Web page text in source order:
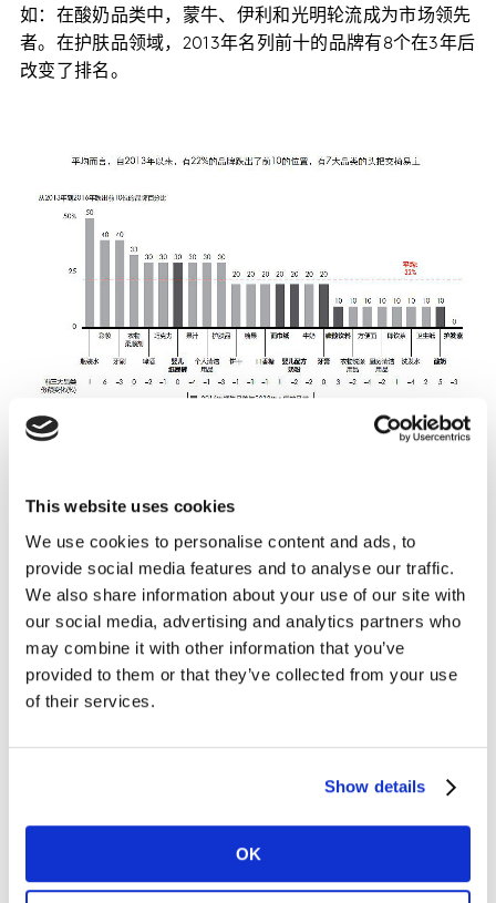
This website uses cookies
We use cookies to personalise content and ads, to
provide social media features and to analyse our traffic.
We also share information about your use of our site with
our social media, advertising and analytics partners who
may combine it with other information that you’ve
provided to them or that they’ve collected from your use
of their services.
Show details
OK
如：在酸奶品类中，蒙牛、伊利和光明轮流成为市场领先
者。在护肤品领域，2013年名列前十的品牌有8个在3年后
改变了排名。
布鲁纳解释道：“我们现在比较肯定地说品类线上渗透率
的发展并不会影响它究竟归属于‘多品牌偏好’品类或‘品牌
忠诚’品类。同样地，忠诚模式也不会受到购物者在线下线
上渠道之间相互转换的影响。也就是说，对品牌而言，提
高渗透率仍然是促进增长的首要任务。”
某品牌的渗透率指的是在过去指定时间内，该市场上曾经
购买该品牌的家庭百分比。
变：决定市场领导地位的是品牌提升和维持家庭用户渗透
率的能力。
凯度消费者指数与贝恩公司在2014年合作发布的《2014年